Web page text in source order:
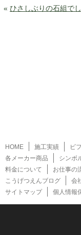
« ひさしぶりの石組でし
HOME 施工実績 ビ
各メーカー商品
シンボ
料金について
お仕事の
こうげつえんブログ
会
サイトマップ
個人情報